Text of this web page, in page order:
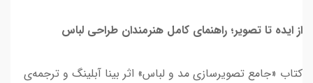
از ایده تا تصویر؛ راهنمای کامل هنرمندان طراحی لباس
کتاب «جامع تصویرسازی مد و لباس» اثر بینا آبلینگ و ترجمه‌ی